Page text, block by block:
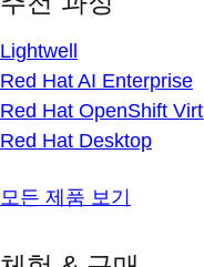
Lightwell
Red Hat AI Enterprise
Red Hat OpenShift
Red Hat Desktop
모든 제품 보기